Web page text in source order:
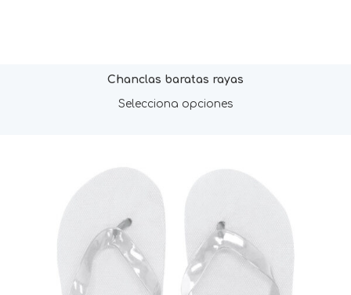
Chanclas baratas rayas
Selecciona opciones